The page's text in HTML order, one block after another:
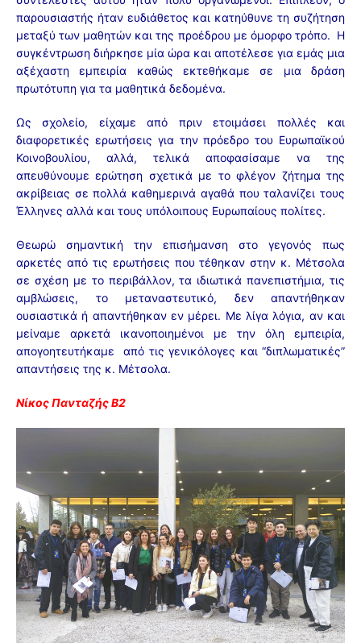
παρουσιαστής ήταν ευδιάθετος και κατηύθυνε τη συζήτηση
μεταξύ των μαθητών και της προέδρου με όμορφο τρόπο. Η
συγκέντρωση διήρκησε μία ώρα και αποτέλεσε για εμάς μια
αξέχαστη εμπειρία καθώς εκτεθήκαμε σε μια δράση
πρωτότυπη για τα μαθητικά δεδομένα.
Ως σχολείο, είχαμε από πριν ετοιμάσει πολλές και
διαφορετικές ερωτήσεις για την πρόεδρο του Ευρωπαϊκού
Κοινοβουλίου, αλλά, τελικά αποφασίσαμε να της
απευθύνουμε ερώτηση σχετικά με το φλέγον ζήτημα της
ακρίβειας σε πολλά καθημερινά αγαθά που ταλανίζει τους
Έλληνες αλλά και τους υπόλοιπους Ευρωπαίους πολίτες.
Θεωρώ σημαντική την επισήμανση στο γεγονός πως
αρκετές από τις ερωτήσεις που τέθηκαν στην κ. Μέτσολα
σε σχέση με το περιβάλλον, τα ιδιωτικά πανεπιστήμια, τις
αμβλώσεις, το μεταναστευτικό, δεν απαντήθηκαν
ουσιαστικά ή απαντήθηκαν εν μέρει. Με λίγα λόγια, αν και
μείναμε αρκετά ικανοποιημένοι με την όλη εμπειρία,
απογοητευτήκαμε από τις γενικόλογες και “διπλωματικές”
απαντήσεις της κ. Μέτσολα.
Νίκος Πανταζής Β2